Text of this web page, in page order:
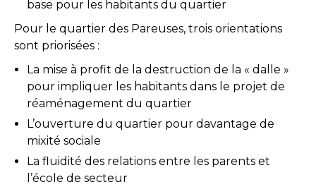
base pour les habitants du quartier
Pour le quartier des Pareuses, trois orientations
sont priorisées :
La mise à profit de la destruction de la « dalle »
pour impliquer les habitants dans le projet de
réaménagement du quartier
L’ouverture du quartier pour davantage de
mixité sociale
La fluidité des relations entre les parents et
l’école de secteur